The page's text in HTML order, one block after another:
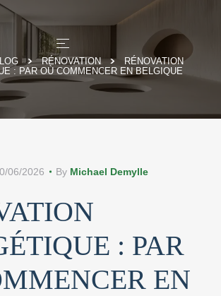
RÉNOVATION
RÉNOVATION
: PAR OÙ COMMENCER EN BELGIQUE
By Michael Demylle
06/2026
: PAR
EN